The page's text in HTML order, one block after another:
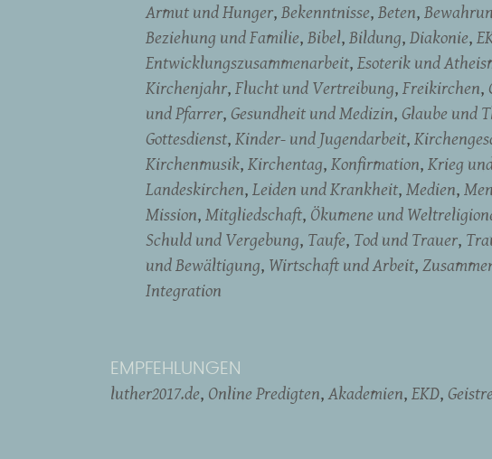
Armut und Hunger Bekenntnisse Beten
Beziehung und Familie Bibel Bildung Diakonie
Entwicklungszusammenarbeit Esoterik und
Kirchenjahr Flucht und Vertreibung Freikirchen
und Pfarrer Gesundheit und Medizin Glaube und
Gottesdienst Kinder- und Jugendarbeit
Kirchenmusik Kirchentag Konfirmation Krieg
Landeskirchen Leiden und Krankheit Medien
Mission Mitgliedschaft Ökumene und
Schuld und Vergebung Taufe Tod und Trauer
und Bewältigung Wirtschaft und Arbeit
Integration
EMPFEHLUNGEN
luther2017.de Online Predigten Akademien EKD